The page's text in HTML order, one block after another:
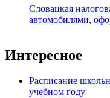
Словацкая
автомобилями,
Интересное
Расписание
учебном году